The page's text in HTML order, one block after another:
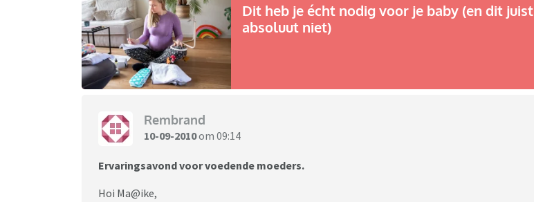
Dit heb je écht nodig voor je baby (en dit juist
absoluut niet)
Rembrand
10-09-2010om 09:14
Ervaringsavond voor voedende moeders.
Hoi Ma@ike,